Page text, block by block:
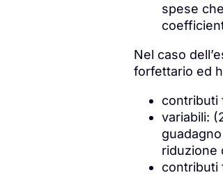
spese
Nel caso
forfettario ed
contributi
variabili:
riduzione
contributi